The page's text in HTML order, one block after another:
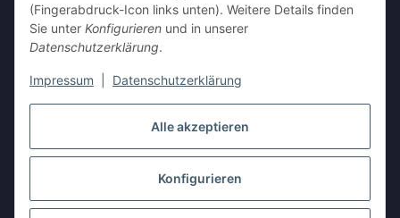
Alle akzeptieren
Konfigurieren
(Fingerabdruck-Icon links unten). Weitere Details finden
Sie unter Konfigurieren und in unserer
Datenschutzerklärung.
Impressum Datenschutzerklärung
* Alle Preise inkl. gesetzlicher USt., zzgl.